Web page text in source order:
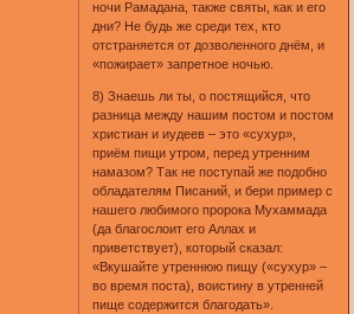
ночи Рамадана, также святы, как и его
дни? Не будь же среди тех, кто
отстраняется от дозволенного днём, и
«пожирает» запретное ночью.
8) Знаешь ли ты, о постящийся, что
разница между нашим постом и постом
христиан и иудеев – это «сухур»,
приём пищи утром, перед утренним
намазом? Так не поступай же подобно
обладателям Писаний, и бери пример с
нашего любимого пророка Мухаммада
(да благослоит его Аллах и
приветствует), который сказал:
«Вкушайте утреннюю пищу («сухур» –
во время поста), воистину в утренней
пище содержится благодать».